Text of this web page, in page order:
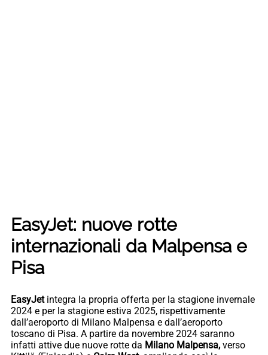
EasyJet: nuove rotte
internazionali da Malpensa e
Pisa
EasyJetintegra la propria offerta per la stagione invernale
2024 e per la stagione estiva 2025, rispettivamente
dall’aeroporto di Milano Malpensa e dall’aeroporto
toscano di Pisa. A partire da novembre 2024 saranno
infatti attive due nuove rotte da Milano Malpensa, verso